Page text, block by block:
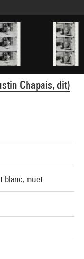
Chapais, dit)
blanc, muet
Dist. GrandPalaisRmn